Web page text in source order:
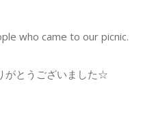
who came to our picnic.
がとうございました☆